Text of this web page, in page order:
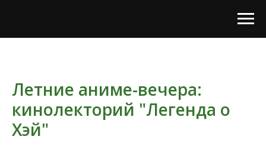
Летние аниме-вечера:
кинолекторий "Легенда о
Хэй"